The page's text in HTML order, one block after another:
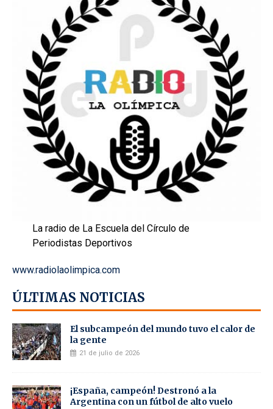
La radio de La Escuela del Círculo de
Periodistas Deportivos
www.radiolaolimpica.com
ÚLTIMAS NOTICIAS
El subcampeón del mundo tuvo el calor de
la gente
21 de julio de 2026
¡España, campeón! Destronó a la
Argentina con un fútbol de alto vuelo